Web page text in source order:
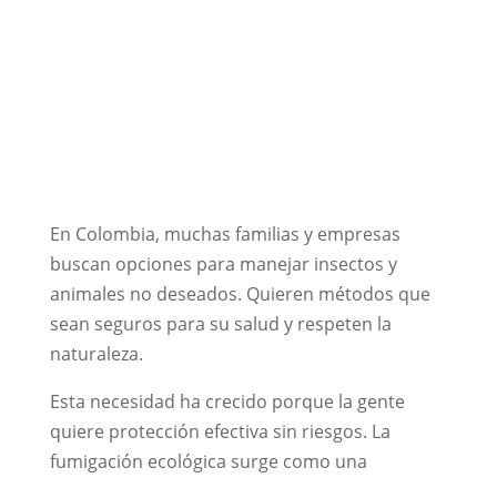
En Colombia, muchas familias y empresas
buscan opciones para manejar insectos y
animales no deseados. Quieren métodos que
sean seguros para su salud y respeten la
naturaleza.
Esta necesidad ha crecido porque la gente
quiere protección efectiva sin riesgos. La
fumigación ecológica surge como una